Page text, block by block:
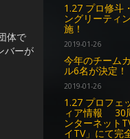
体で
バーが
1.27 プロ修
ングリーティ
施！
2019-01-26
今年のチーム
ル6名が決定！
2019-01-26
1.27 プロフェ
ィア情報 30
ンターネット
イTV」にて完